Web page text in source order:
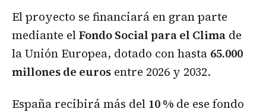
El proyecto se financiará en gran parte
mediante elFondo Social para el Clima de
la Unión Europea, dotado con hasta 65.000
millones de euros entre 2026 y 2032.
España recibirá más del 10 % de ese fondo